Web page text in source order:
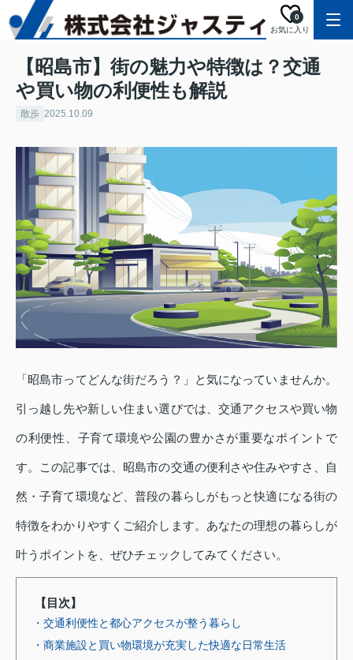
お気に入り
0
【昭島市】街の魅力や特徴は？交通
や買い物の利便性も解説
散歩 2025.10.09
「昭島市ってどんな街だろう？」と気になっていませんか。
引っ越し先や新しい住まい選びでは、交通アクセスや買い物
の利便性、子育て環境や公園の豊かさが重要なポイントで
す。この記事では、昭島市の交通の便利さや住みやすさ、自
然・子育て環境など、普段の暮らしがもっと快適になる街の
特徴をわかりやすくご紹介します。あなたの理想の暮らしが
叶うポイントを、ぜひチェックしてみてください。
【目次】
・交通利便性と都心アクセスが整う暮らし
・商業施設と買い物環境が充実した快適な日常生活